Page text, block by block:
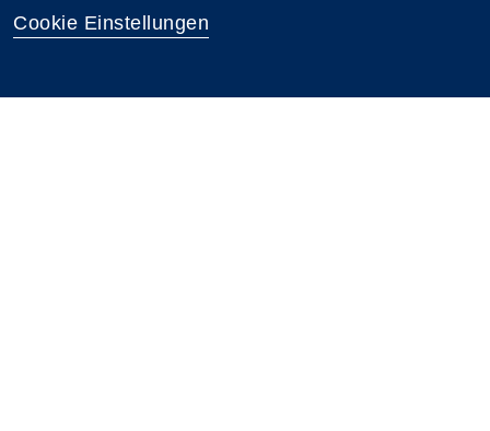
Cookie Einstellungen